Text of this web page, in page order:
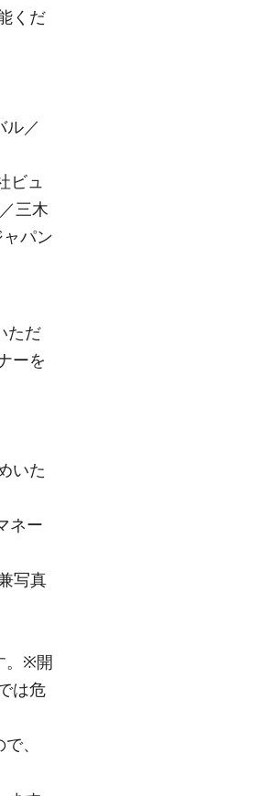
くだ
ル／
ビュ
三木
パン
ただ
ーを
いた
ネー
写真
。※開
は危
、